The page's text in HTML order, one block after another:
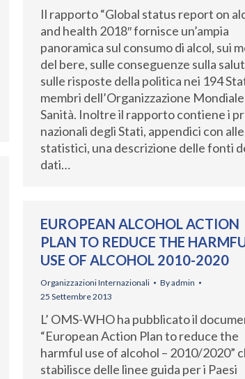
Il rapporto “Global status report on
and health 2018″ fornisce un’ampia
panoramica sul consumo di alcol, sui
del bere, sulle conseguenze sulla
sulle risposte della politica nei 194
membri dell’Organizzazione
Sanità. Inoltre il rapporto contiene i
nazionali degli Stati, appendici con
statistici, una descrizione delle fonti
dati…
EUROPEAN ALCOHOL ACTION
PLAN TO REDUCE THE
USE OF ALCOHOL 2010-2020
Organizzazioni Internazionali Byadmin
25 Settembre 2013
L’ OMS-WHO ha pubblicato il
“European Action Plan to reduce the
harmful use of alcohol – 2010/2020”
stabilisce delle linee guida per i Paesi